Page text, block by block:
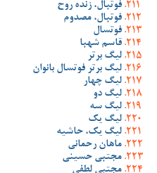
فوتبال، زنده روح
فوتبال، مصدوم
فوتسال
قاسم شهبا
لیگ برتر
لیگ برتر فوتسال بانوان
لیگ چهار
لیگ دو
لیگ سه
لیگ یک
لیگ یک، حاشیه
ماهان رحمانی
مجتبی حسینی
مجتبی لطفی